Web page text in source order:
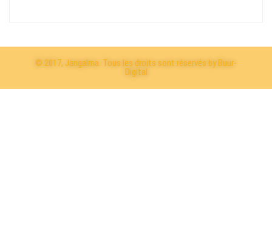
© 2017, Jangalma. Tous les droits sont réservés by Buur-
Digital